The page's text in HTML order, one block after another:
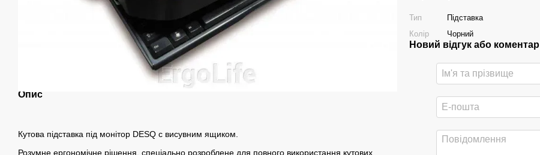
Опис
Кутова підставка під монітор DESQ c висувним ящиком.
Розумне ергономічне рішення, спеціально розроблене для повного використання кутових
Тип
Підставка
Колір
Чорний
Новий відгук або коментар